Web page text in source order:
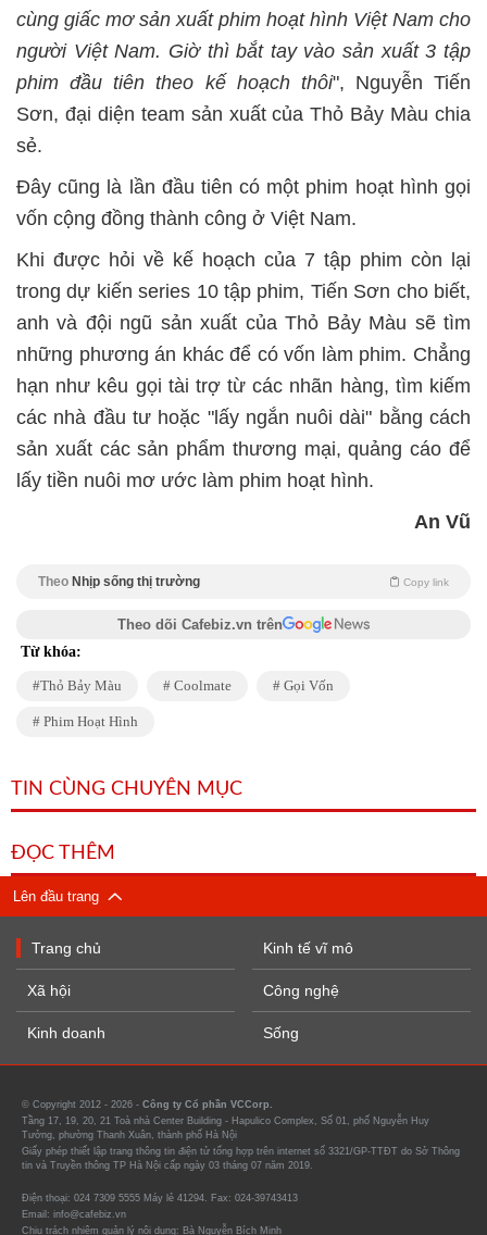
cùng giấc mơ sản xuất phim hoạt hình Việt Nam cho
người Việt Nam. Giờ thì bắt tay vào sản xuất 3 tập
phim đầu tiên theo kế hoạch thôi", Nguyễn Tiến
Sơn, đại diện team sản xuất của Thỏ Bảy Màu chia
sẻ.
Đây cũng là lần đầu tiên có một phim hoạt hình gọi
vốn cộng đồng thành công ở Việt Nam.
Khi được hỏi về kế hoạch của 7 tập phim còn lại
trong dự kiến series 10 tập phim, Tiến Sơn cho biết,
anh và đội ngũ sản xuất của Thỏ Bảy Màu sẽ tìm
những phương án khác để có vốn làm phim. Chẳng
hạn như kêu gọi tài trợ từ các nhãn hàng, tìm kiếm
các nhà đầu tư hoặc "lấy ngắn nuôi dài" bằng cách
sản xuất các sản phẩm thương mại, quảng cáo để
lấy tiền nuôi mơ ước làm phim hoạt hình.
An Vũ
Theo Nhịp sống thị trường Copy link
Theo dõi Cafebiz.vn trên
Từ khóa:
Thỏ Bảy Màu Coolmate Gọi Vốn
Phim Hoạt Hình
TIN CÙNG CHUYÊN MỤC
ĐỌC THÊM
Lên đầu trang
Trang chủ
Xã hội
Kinh doanh
Kinh tế vĩ mô
Công nghệ
Sống
© Copyright 2012 - 2026 - Công ty Cổ phần VCCorp.
Tầng 17, 19, 20, 21 Toà nhà Center Building - Hapulico Complex, Số 01, phố Nguyễn Huy
Tưởng, phường Thanh Xuân, thành phố Hà Nội
Giấy phép thiết lập trang thông tin điện tử tổng hợp trên internet số 3321/GP-TTĐT do Sở Thông
tin và Truyền thông TP Hà Nội cấp ngày 03 tháng 07 năm 2019.
Điện thoại: 024 7309 5555 Máy lẻ 41294. Fax: 024-39743413
Email: info@cafebiz.vn
Chịu trách nhiệm quản lý nội dung: Bà Nguyễn Bích Minh